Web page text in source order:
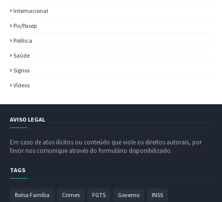
Internacional
Pis/Pasep
Política
Saúde
Signos
Vídeos
AVISO LEGAL
Em caso de atos ilícitos ou conteúdo que viole os direitos autorais, por
favor nos comunique através do formulário disponibilizado.
TAGS
Bolsa Família Crimes FGTS Governo INSS